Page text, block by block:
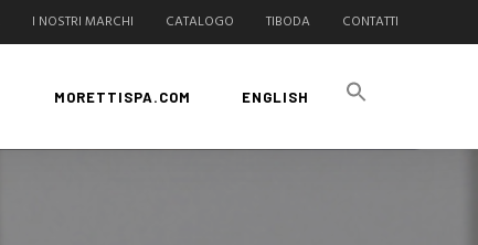
I NOSTRI MARCHI CATALOGO TIBODA CONTATTI
MORETTISPA.COM ENGLISH